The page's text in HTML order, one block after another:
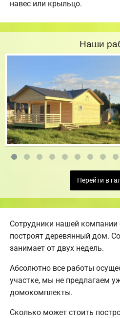
навес или крыльцо.
Наши
Перейти в
Сотрудники нашей компании
построят деревянный дом.
занимает от двух недель.
Абсолютно все работы
участке, мы не предлагаем
домокомплекты.
Сколько может стоить